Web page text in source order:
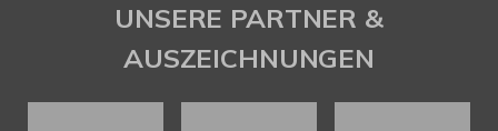
UNSERE PARTNER &
AUSZEICHNUNGEN